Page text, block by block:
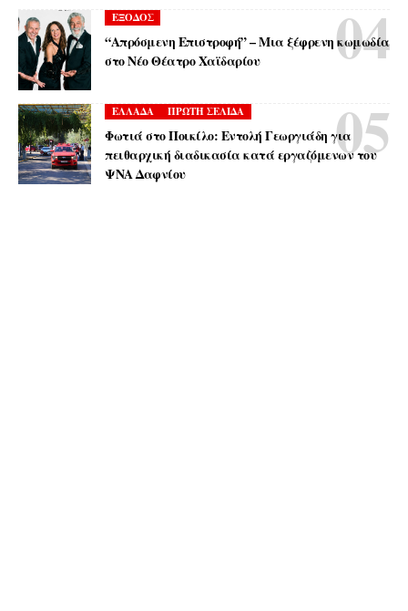
ΕΞΟΔΟΣ
“Απρόσμενη Επιστροφή” – Μια ξέφρενη κωμωδία
στο Νέο Θέατρο Χαϊδαρίου
ΕΛΛΑΔΑ ΠΡΩΤΗ ΣΕΛΙΔΑ
Φωτιά στο Ποικίλο: Εντολή Γεωργιάδη για
πειθαρχική διαδικασία κατά εργαζόμενων του
ΨΝΑ Δαφνίου